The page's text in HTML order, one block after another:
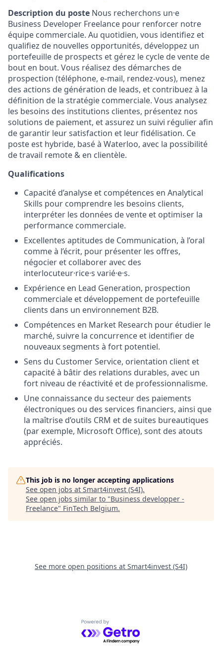
Description du poste Nous recherchons un·e
Business Developer Freelance pour renforcer notre
équipe commerciale. Au quotidien, vous identifiez et
qualifiez de nouvelles opportunités, développez un
portefeuille de prospects et gérez le cycle de vente de
bout en bout. Vous réalisez des démarches de
prospection (téléphone, e-mail, rendez-vous), menez
des actions de génération de leads, et contribuez à la
définition de la stratégie commerciale. Vous analysez
les besoins des institutions clientes, présentez nos
solutions de paiement, et assurez un suivi régulier afin
de garantir leur satisfaction et leur fidélisation. Ce
poste est hybride, basé à Waterloo, avec la possibilité
de travail remote & en clientèle.
Qualifications
Capacité d’analyse et compétences en Analytical
Skills pour comprendre les besoins clients,
interpréter les données de vente et optimiser la
performance commerciale.
Excellentes aptitudes de Communication, à l’oral
comme à l’écrit, pour présenter les offres,
négocier et collaborer avec des
interlocuteur·rice·s varié·e·s.
Expérience en Lead Generation, prospection
commerciale et développement de portefeuille
clients dans un environnement B2B.
Compétences en Market Research pour étudier le
marché, suivre la concurrence et identifier de
nouveaux segments à fort potentiel.
Sens du Customer Service, orientation client et
capacité à bâtir des relations durables, avec un
fort niveau de réactivité et de professionnalisme.
Une connaissance du secteur des paiements
électroniques ou des services financiers, ainsi que
la maîtrise d’outils CRM et de suites bureautiques
(par exemple, Microsoft Office), sont des atouts
appréciés.
This job is no longer accepting applications
See open jobs at Smart4invest (S4I).
See open jobs similar to "Business developper -
Freelance" FinTech Belgium.
See more open positions at Smart4invest (S4I)
Powered by Getro.com